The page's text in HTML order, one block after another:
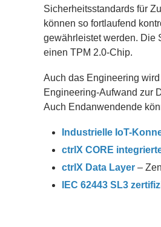
Sicherheitsstandards für
können so fortlaufend
gewährleistet werden. Die
einen TPM 2.0-Chip.
Auch das Engineering
Engineering-Aufwand zur
Auch Endanwendende
Industrielle IoT-
ctrlX CORE
ctrlX Data Layer –
IEC 62443 SL3